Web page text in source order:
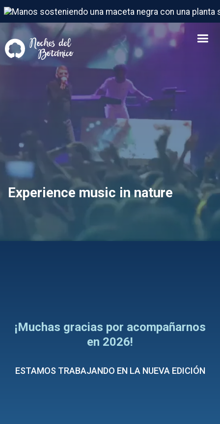
Experience music in nature
¡Muchas gracias por acompañarnos
en 2026!
ESTAMOS TRABAJANDO EN LA NUEVA EDICIÓN